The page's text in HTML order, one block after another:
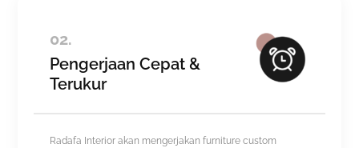
02.
Pengerjaan Cepat &
Terukur
Radafa Interior akan mengerjakan furniture custom